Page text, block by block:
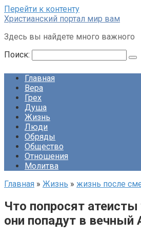
Перейти к контенту
Христианский портал мир вам
Здесь вы найдете много важного
Поиск:
Главная
Вера
Грех
Душа
Жизнь
Люди
Обряды
Общество
Отношения
Молитва
Главная » Жизнь » жизнь после
Что попросят атеисты
они попадут в вечный